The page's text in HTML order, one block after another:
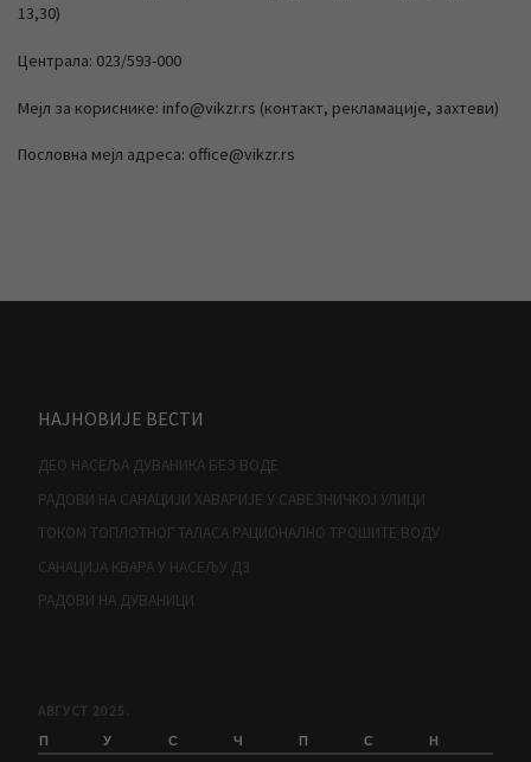
13,30)
Централа: 023/593-000
Мејл за кориснике: info@vikzr.rs (контакт, рекламације, захтеви)
Пословна мејл адреса: office@vikzr.rs
НАЈНОВИЈЕ ВЕСТИ
ДЕО НАСЕЉА ДУВАНИКА БЕЗ ВОДЕ
РАДОВИ НА САНАЦИЈИ ХАВАРИЈЕ У САВЕЗНИЧКОЈ УЛИЦИ
ТОКОМ ТОПЛОТНОГ ТАЛАСА РАЦИОНАЛНО ТРОШИТЕ ВОДУ
САНАЦИЈА КВАРА У НАСЕЉУ Д3
РАДОВИ НА ДУВАНИЦИ
АВГУСТ 2025.
П У С Ч П С Н